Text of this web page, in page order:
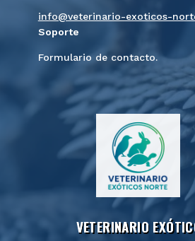
info@veterinario-exoticos-
Soporte
Formulario de contacto.
VETERINARIO